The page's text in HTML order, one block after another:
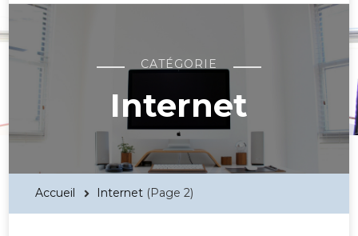
CATÉGORIE
Internet
Accueil Internet (Page 2)